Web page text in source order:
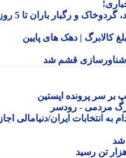
هواشناسی هشدار داد: وزش تندباد، گردوخاک و رگبار باران تا 5 روز
| دهک های پایین
قشم شد
پرونده اپستین
مردمی - رودسر
ایران/دنیامالی اجازه